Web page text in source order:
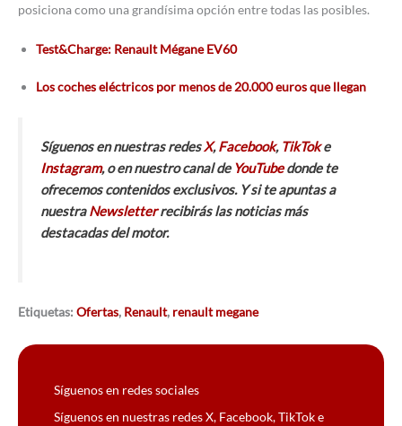
posiciona como una grandísima opción entre todas las posibles.
Test&Charge: Renault Mégane EV60
Los coches eléctricos por menos de 20.000 euros que llegan
Síguenos en nuestras redesX,Facebook, TikToke
Instagram, o en nuestro canal de YouTubedonde te
ofrecemos contenidos exclusivos. Y si te apuntas a
nuestraNewsletterrecibirás las noticias más
destacadas del motor.
Etiquetas: Ofertas, Renault, renault megane
Síguenos en redes sociales
Síguenos en nuestras redes X, Facebook, TikTok e